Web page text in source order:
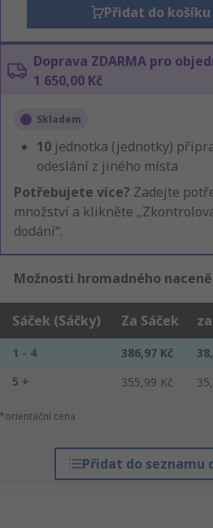
Přidat do košíku
Doprava ZDARMA pro
1 650,00 Kč
Skladem
10 jednotka (jednotky)
odeslání z jiného místa
Potřebujete více? Zadejte
množství a klikněte
dodání“.
Možnosti hromadného
Sáček (Sáčky) Za Sáček
1 - 4 386,97 Kč
5 +
355,99 Kč
*orientační cena
Přidat do seznamu